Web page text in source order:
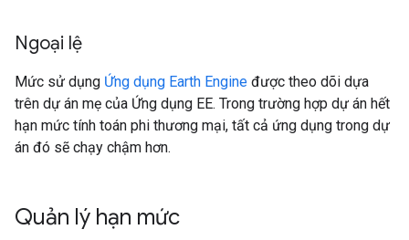
Ngoại lệ
Mức sử dụng Ứng dụng Earth Engine được theo dõi dựa
trên dự án mẹ của Ứng dụng EE. Trong trường hợp dự án hết
hạn mức tính toán phi thương mại, tất cả ứng dụng trong dự
án đó sẽ chạy chậm hơn.
Quản lý hạn mức